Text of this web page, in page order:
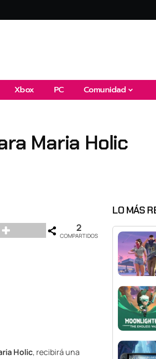
Xbox PC Comunidad
Maria Holic
2
COMPARTIDOS
Holic, recibirá una
LO MÁS